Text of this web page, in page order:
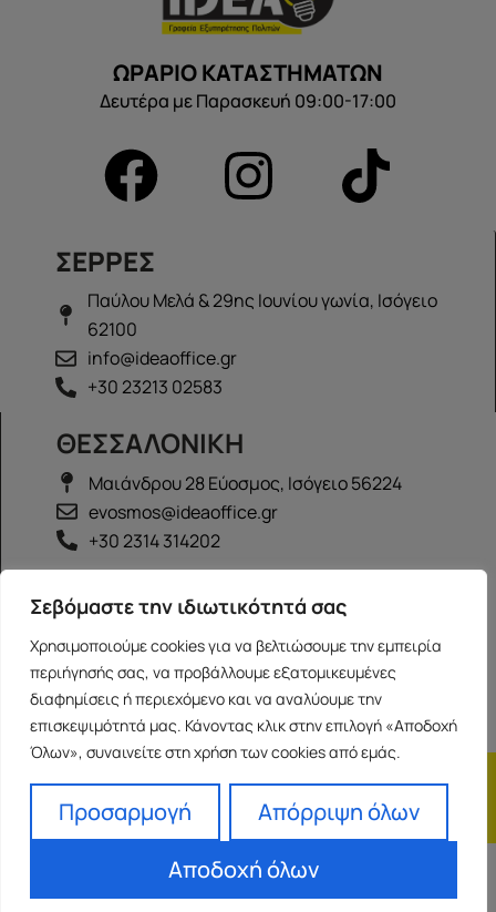
Σεβόμαστε την ιδιωτικότητά σας
Χρησιμοποιούμε cookies για να βελτιώσουμε την εμπειρία
περιήγησής σας, να προβάλλουμε εξατομικευμένες
διαφημίσεις ή περιεχόμενο και να αναλύουμε την
επισκεψιμότητά μας. Κάνοντας κλικ στην επιλογή «Αποδοχή
Όλων», συναινείτε στη χρήση των cookies από εμάς.
Προσαρμογή
Απόρριψη όλων
Αποδοχή όλων
ΩΡΑΡΙΟ ΚΑΤΑΣΤΗΜΑΤΩΝ
Δευτέρα με Παρασκευή 09:00-17:00
ΣΕΡΡΕΣ
Παύλου Μελά & 29ης Ιουνίου γωνία, Ισόγειο
62100
info@ideaoffice.gr
+30 23213 02583
ΘΕΣΣΑΛΟΝΙΚΗ
Μαιάνδρου 28 Εύοσμος, Ισόγειο 56224
evosmos@ideaoffice.gr
+30 2314 314202
ΙΩΑΝΝΙΝΑ
Γεώργιου Καραϊσκάκη 38, Ισόγειο 45444
ioannina@ideaoffice.gr
+30 26516 08616
Franchise
Όροι Χρήσης
Powered by